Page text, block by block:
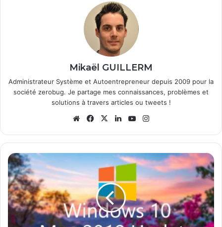
Mikaël GUILLERM
Administrateur Système et Autoentrepreneur depuis 2009 pour la
société zerobug. Je partage mes connaissances, problèmes et
solutions à travers articles ou tweets !
WebsiteFacebook
X LinkedinYouTube
Comment
forcer
la
mise
à
jour
vers